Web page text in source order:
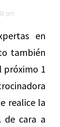
pm
en
también
próximo 1
realice la
de cara a